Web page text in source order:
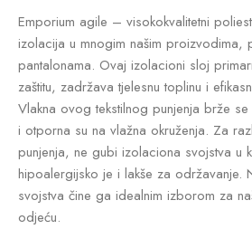
Emporium agile – visokokvalitetni
izolacija u mnogim našim proizvodima,
pantalonama. Ovaj izolacioni sloj
zaštitu, zadržava tjelesnu toplinu i
Vlakna ovog tekstilnog punjenja brže
i otporna su na vlažna okruženja. Za
punjenja, ne gubi izolaciona svojstva u
hipoalergijsko je i lakše za održavanje.
svojstva čine ga idealnim izborom za
odjeću.